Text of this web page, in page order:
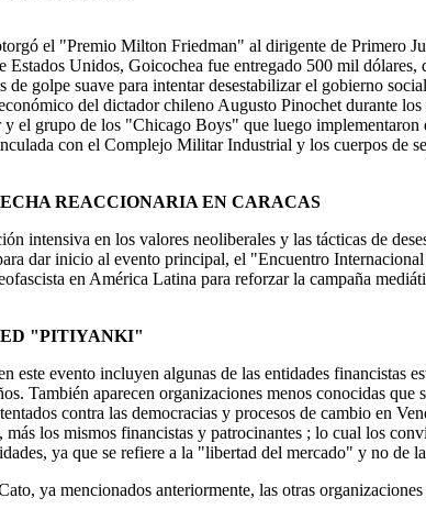
el "Premio Milton Friedman" al dirigente de Primero
Estados Unidos, Goicochea fue entregado 500 mil
de golpe suave para intentar desestabilizar el gobierno
del dictador chileno Augusto Pinochet durante
el grupo de los "Chicago Boys" que luego
con el Complejo Militar Industrial y los cuerpos de
REACCIONARIA EN CARACAS
intensiva en los valores neoliberales y las tácticas de
dar inicio al evento principal, el "Encuentro
en América Latina para reforzar la campaña
"PITIYANKI"
este evento incluyen algunas de las entidades financistas
También aparecen organizaciones menos conocidas
contra las democracias y procesos de cambio en
más los mismos financistas y patrocinantes ; lo cual los
ya que se refiere a la "libertad del mercado" y no de
ya mencionados anteriormente, las otras organizaciones